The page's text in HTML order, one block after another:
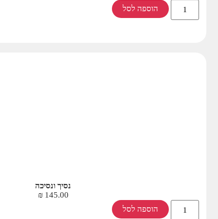
הוספה לסל
נסיך ונסיכה
145.00
₪
הוספה לסל